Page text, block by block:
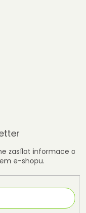
zasílat informace o
e-shopu.